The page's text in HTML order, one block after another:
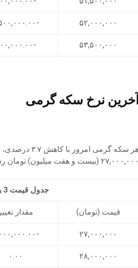
۵۲,۰۰۰,۰۰۰ -۱,۵۰۰,۰۰۰.۰۰
۵۳,۵۰۰,۰۰۰ -۵۰۰,۰۰۰.۰۰
آخرین نرخ سکه گرمی
۲۷,۰۰۰,۰۰۰ (بیست و هفت میلیون) تومان رسید.
جدول قیمت 3 روز اخیر هر سکه گرمی
قیمت (تومان) مقدار تغییر
۲۷,۰۰۰,۰۰۰ -۱,۰۰۰,۰۰۰.۰۰
۲۸,۰۰۰,۰۰۰ ۰.۰۰